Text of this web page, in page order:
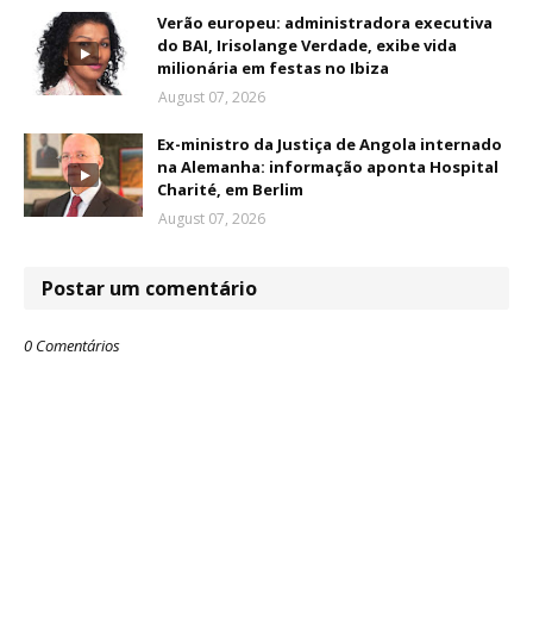
Verão europeu: administradora executiva
do BAI, Irisolange Verdade, exibe vida
milionária em festas no Ibiza
August 07, 2026
Ex-ministro da Justiça de Angola internado
na Alemanha: informação aponta Hospital
Charité, em Berlim
August 07, 2026
Postar um comentário
0 Comentários